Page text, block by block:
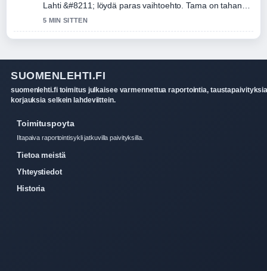
Lahti &#8211; löydä paras vaihtoehto. Tama on tahan
mennessa selkein kooste tanaan.
5 MIN SITTEN
SUOMENLEHTI.FI
suomenlehti.fi toimitus julkaisee varmennettua raportointia,
korjauksia selkein lahdeviittein.
Toimituspoyta
Iltapaiva raportointisykli jatkuvilla paivityksilla.
Tietoa meistä
Yhteystiedot
Historia